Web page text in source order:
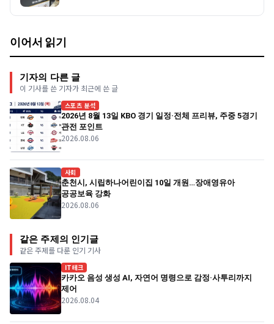
이어서 읽기
기자의 다른 글
이 기사를 쓴 기자가 최근에 쓴 글
스포츠 분석
2026년 8월 13일 KBO 경기 일정·전체 프리뷰, 주중 5경기
관전 포인트
2026.08.06
사회
춘천시, 시립하나어린이집 10일 개원…장애영유아
공공보육 강화
2026.08.06
같은 주제의 인기글
같은 주제를 다룬 인기 기사
IT테크
카카오 음성 생성 AI, 자연어 명령으로 감정·사투리까지
제어
2026.08.04